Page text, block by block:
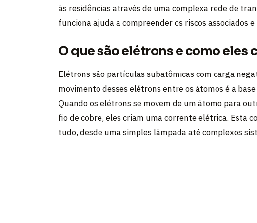
às residências através de uma complexa rede de
funciona ajuda a compreender os riscos associados
O que são elétrons e como
Elétrons são partículas subatômicas com carga
movimento desses elétrons entre os átomos é a
Quando os elétrons se movem de um átomo para
fio de cobre, eles criam uma corrente elétrica. Esta
tudo, desde uma simples lâmpada até complexos